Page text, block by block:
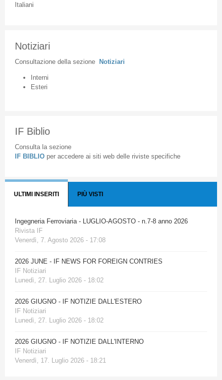
Italiani
Notiziari
Consultazione della sezione Notiziari
Interni
Esteri
IF Biblio
Consulta la sezione
IF BIBLIO per accedere ai siti web delle riviste specifiche
ULTIMI INSERITI PIÙ VISTI
Ingegneria Ferroviaria - LUGLIO-AGOSTO - n.7-8 anno 2026
Rivista IF
Venerdì, 7. Agosto 2026 - 17:08
2026 JUNE - IF NEWS FOR FOREIGN CONTRIES
IF Notiziari
Lunedì, 27. Luglio 2026 - 18:02
2026 GIUGNO - IF NOTIZIE DALL'ESTERO
IF Notiziari
Lunedì, 27. Luglio 2026 - 18:02
2026 GIUGNO - IF NOTIZIE DALL'INTERNO
IF Notiziari
Venerdì, 17. Luglio 2026 - 18:21